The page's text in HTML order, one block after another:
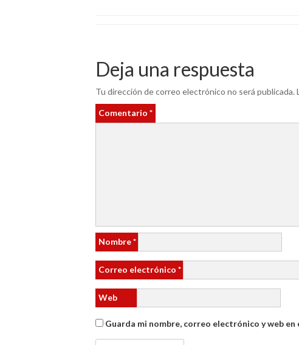
Deja una respuesta
Tu dirección de correo electrónico no será publicada.
Comentario *
Nombre*
Correo electrónico *
Web
Guarda mi nombre, correo electrónico y web